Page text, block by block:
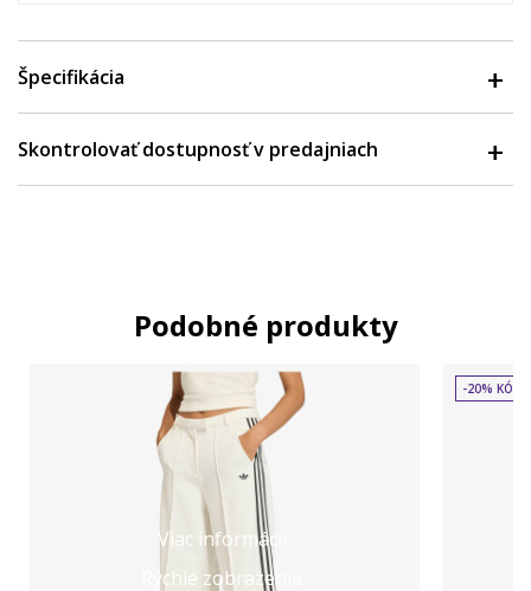
Špecifikácia
Skontrolovať dostupnosť v predajniach
Podobné produkty
Viac informácií
Rýchle zobrazenie
-20% KÓD: